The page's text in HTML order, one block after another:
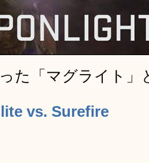
た「マグライト」
vs. Surefire